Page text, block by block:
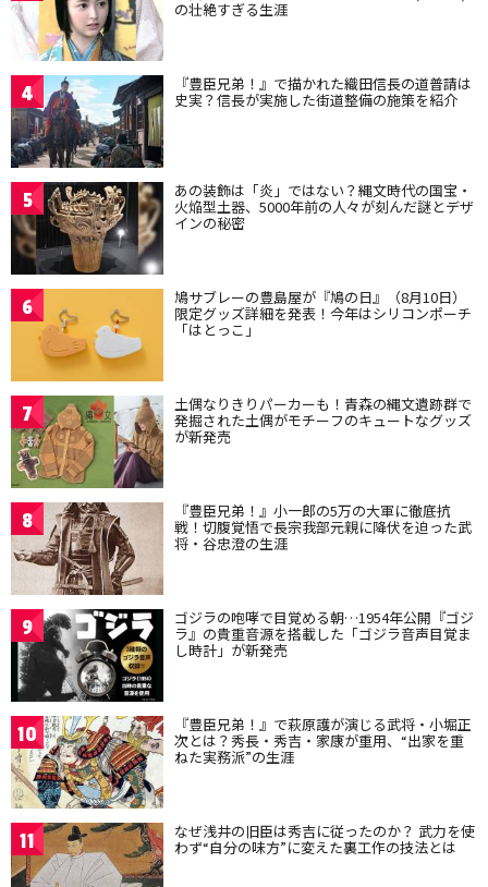
の壮絶すぎる生涯
4 『豊臣兄弟！』で描かれた織田信長の道普請は
史実？信長が実施した街道整備の施策を紹介
5 あの装飾は「炎」ではない？縄文時代の国宝・
火焔型土器、5000年前の人々が刻んだ謎とデザ
インの秘密
6 鳩サブレーの豊島屋が『鳩の日』（8月10日）
限定グッズ詳細を発表！今年はシリコンポーチ
「はとっこ」
7 土偶なりきりパーカーも！青森の縄文遺跡群で
発掘された土偶がモチーフのキュートなグッズ
が新発売
8 『豊臣兄弟！』小一郎の5万の大軍に徹底抗
戦！切腹覚悟で長宗我部元親に降伏を迫った武
将・谷忠澄の生涯
9 ゴジラの咆哮で目覚める朝…1954年公開『ゴジ
ラ』の貴重音源を搭載した「ゴジラ音声目覚ま
し時計」が新発売
10 『豊臣兄弟！』で萩原護が演じる武将・小堀正
次とは？秀長・秀吉・家康が重用、“出家を重
ねた実務派”の生涯
11 なぜ浅井の旧臣は秀吉に従ったのか？ 武力を使
わず“自分の味方”に変えた裏工作の技法とは